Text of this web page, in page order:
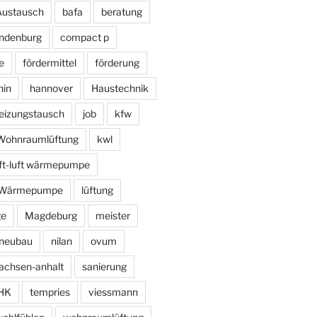
bafa beratung
compact p
fördermittel förderung
hannover Haustechnik
job kfw
kwl
luft wärmepumpe
lüftung
Magdeburg meister
neubau nilan ovum
anhalt sanierung
tempries viessmann